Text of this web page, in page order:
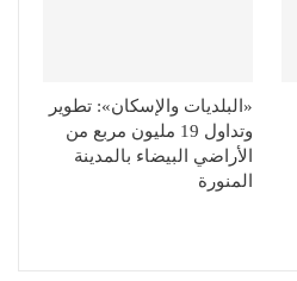
«البلديات والإسكان»: تطوير
وتداول 19 مليون مربع من
الأراضي البيضاء بالمدينة
المنورة